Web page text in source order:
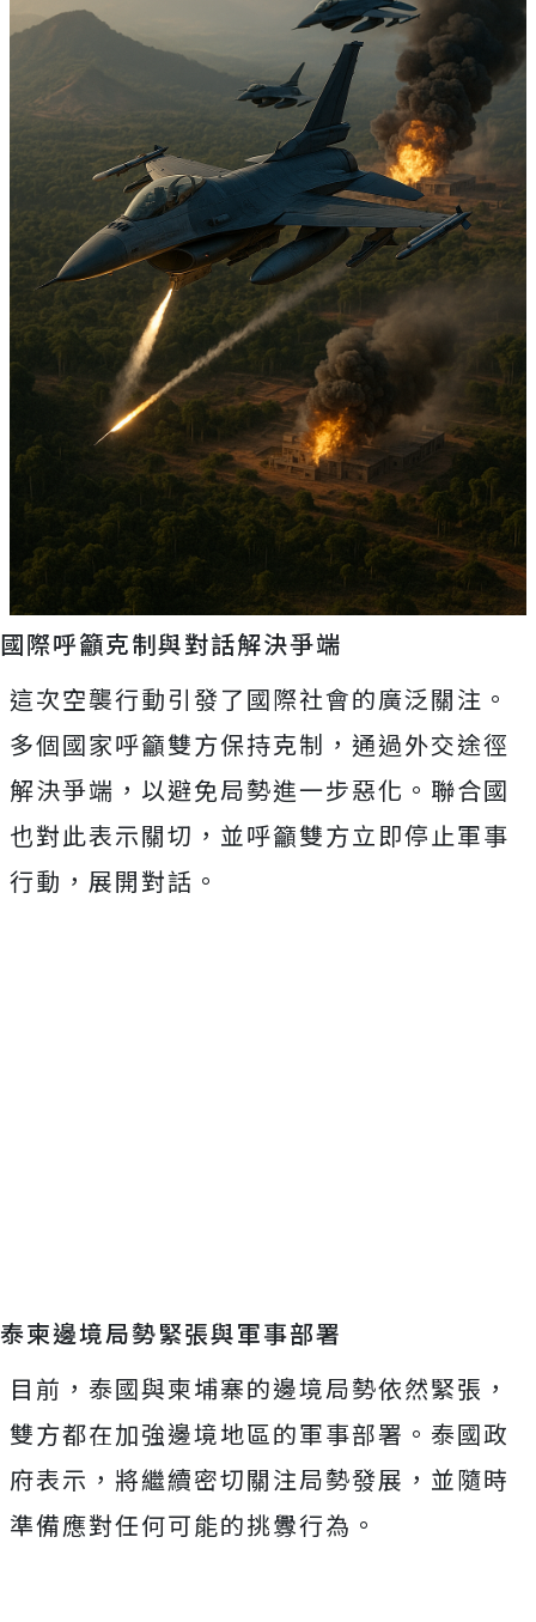
國際呼籲克制與對話解決爭端
這次空襲行動引發了國際社會的廣泛關注。
多個國家呼籲雙方保持克制，通過外交途徑
解決爭端，以避免局勢進一步惡化。聯合國
也對此表示關切，並呼籲雙方立即停止軍事
行動，展開對話。
泰柬邊境局勢緊張與軍事部署
目前，泰國與柬埔寨的邊境局勢依然緊張，
雙方都在加強邊境地區的軍事部署。泰國政
府表示，將繼續密切關注局勢發展，並隨時
準備應對任何可能的挑釁行為。